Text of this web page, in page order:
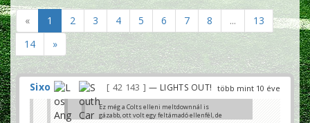
« 1 2 3 4 5 6 7 8 ...
13
14
»
több mint 10 éve
Sixo 42 143 — LIGHTS OUT!
Ez még a Colts elleni meltdownnál is
gázabb, ott volt egy feltámadó ellenfél, de